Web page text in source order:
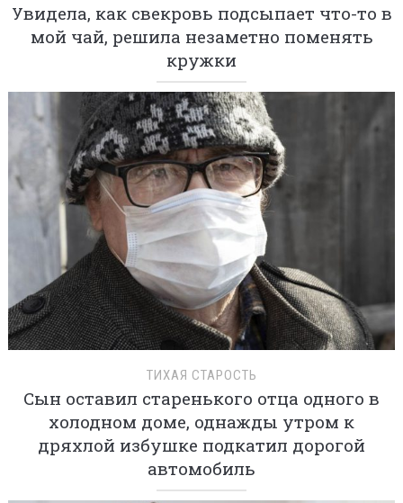
Увидела, как свекровь подсыпает что-то в
мой чай, решила незаметно поменять
кружки
ТИХАЯ СТАРОСТЬ
Сын оставил старенького отца одного в
холодном доме, однажды утром к
дряхлой избушке подкатил дорогой
автомобиль